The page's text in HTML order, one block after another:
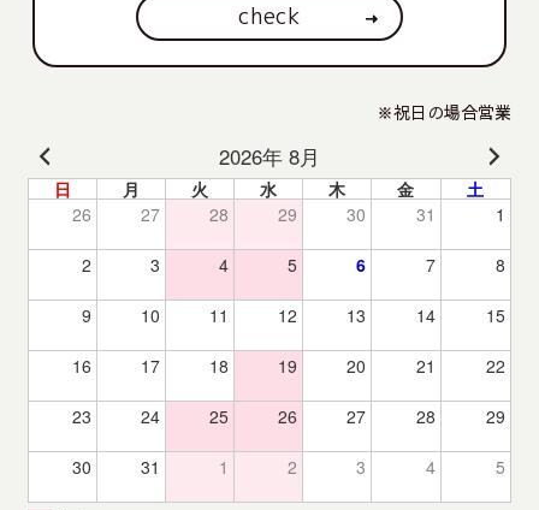
check
※祝日の場合営業
2026年 8月
日 月 火 水 木 金
土
26
27 28 29 30 31 1
2 3 4 5 6 7 8
9 10 11 12 13 14 15
16 17 18 19 20 21 22
23 24 25 26 27 28 29
30 31 1 2 3 4 5